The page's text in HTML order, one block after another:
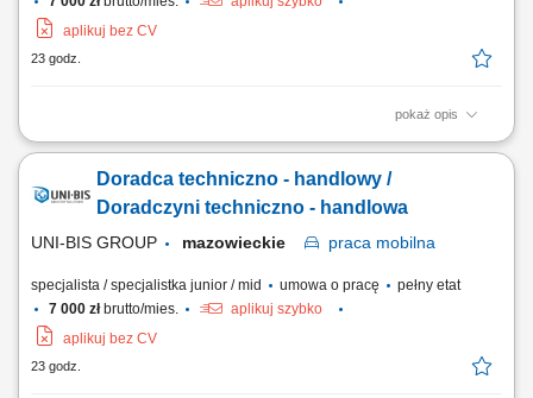
aplikuj bez CV
23 godz.
pokaż opis
Opis stanowiska: aktywne pozyskiwanie nowych klientów oraz
doboru rozwiązań technicznych dopasowanych do potrzeb klienta,
prezentowanie oferty produktowej oraz prowadzenie spotkań
Doradca techniczno - handlowy /
Doradczyni techniczno - handlowa
UNI-BIS GROUP mazowieckie praca mobilna
specjalista / specjalistka junior / mid umowa o pracę
pełny etat
7 000 złbrutto/mies.
aplikuj szybko
aplikuj bez CV
23 godz.